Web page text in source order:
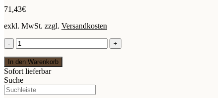
71,43€
exkl. MwSt. zzgl. Versandkosten
UTAMTSI
Kaffeepad-
Maschine
–
Perfekt
für
schnellen
In den Warenkorb
Sofort lieferbar
Suche